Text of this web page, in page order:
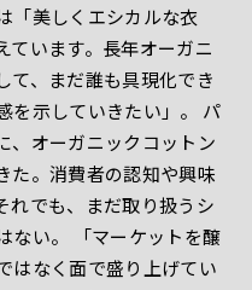
「美しくエシカルな衣
ています。長年オーガニ
て、まだ誰も具現化でき
を示していきたい」。 パ
、オーガニックコットン
た。消費者の認知や興味
れでも、まだ取り扱うシ
ない。 「マーケットを醸
はなく面で盛り上げてい